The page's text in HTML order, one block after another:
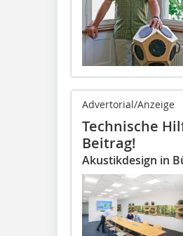
Advertorial/Anzeige
Technische
Beitrag!
Akustikdesign in